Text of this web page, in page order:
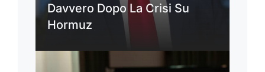
Davvero Dopo La Crisi Su
Hormuz